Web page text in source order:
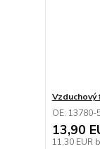
OE: 13780-
13,90
11,30 EUR